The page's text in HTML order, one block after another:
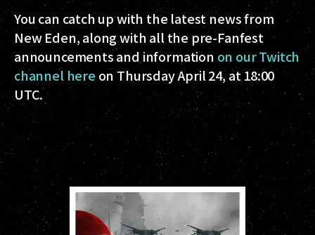
You can catch up with the latest news from
New Eden, along with all the pre-Fanfest
announcements and information on our Twitch
channel here on Thursday April 24, at 18:00
UTC.